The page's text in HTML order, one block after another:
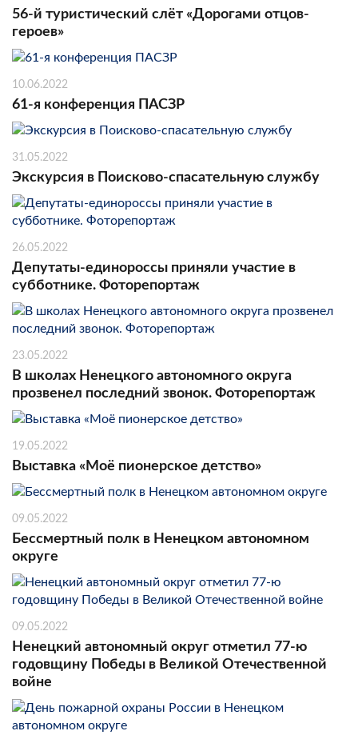
56-й туристический слёт «Дорогами отцов-
героев»
10.06.2022
61-я конференция ПАСЗР
31.05.2022
Экскурсия в Поисково-спасательную службу
26.05.2022
Депутаты-единороссы приняли участие в
субботнике. Фоторепортаж
23.05.2022
В школах Ненецкого автономного округа
прозвенел последний звонок. Фоторепортаж
19.05.2022
Выставка «Моё пионерское детство»
09.05.2022
Бессмертный полк в Ненецком автономном
округе
09.05.2022
Ненецкий автономный округ отметил 77-ю
годовщину Победы в Великой Отечественной
войне